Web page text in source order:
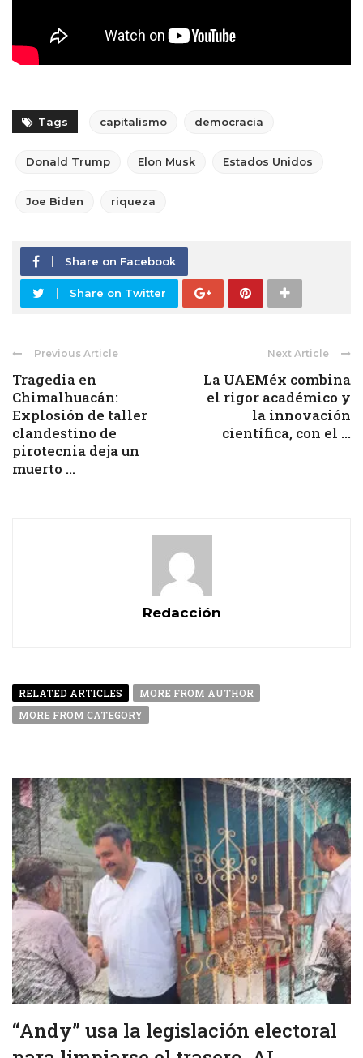
Tags capitalismo democracia
Donald Trump Elon Musk Estados Unidos
Joe Biden riqueza
Share on Facebook
Share on Twitter
Previous Article
Tragedia en
Chimalhuacán:
Explosión de taller
clandestino de
pirotecnia deja un
muerto ...
Next Article
La UAEMéx combina
el rigor académico y
la innovación
científica, con el ...
Redacción
RELATED ARTICLES
MORE FROM AUTHOR
MORE FROM CATEGORY
“Andy” usa la legislación electoral